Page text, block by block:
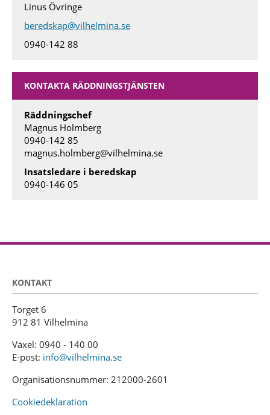
Linus Övringe
beredskap@vilhelmina.se
0940-142 88
KONTAKTA RÄDDNINGSTJÄNSTEN
Räddningschef
Magnus Holmberg
0940-142 85
magnus.holmberg@vilhelmina.se
Insatsledare i beredskap
0940-146 05
KONTAKT
Torget 6
912 81 Vilhelmina
Växel: 0940 - 140 00
E-post: info@vilhelmina.se
Organisationsnummer: 212000-2601
Cookiedeklaration